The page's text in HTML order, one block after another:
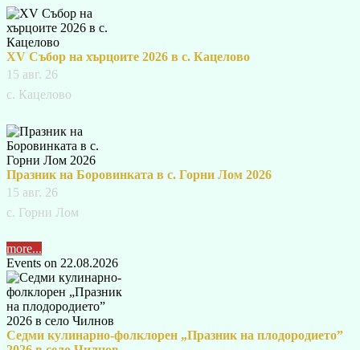
XV Събор на хърцоите 2026 в с. Кацелово
15 авг. 26
с. Кацелово
Празник на Боровинката в с. Горни Лом 2026
15 авг. 26
с. Горни Лом
more...
Events on 22.08.2026
Седми кулинарно-фолклорен „Празник на плодородието”